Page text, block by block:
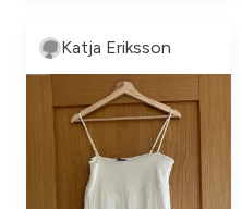
Katja Eriksson